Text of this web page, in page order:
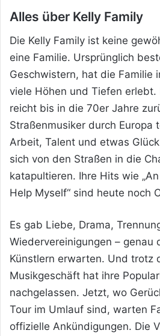
Alles über Kelly Family
Die Kelly Family ist keine
eine Familie. Ursprünglich
Geschwistern, hat die Familie
viele Höhen und Tiefen erlebt.
reicht bis in die 70er Jahre
Straßenmusiker durch Europa
Arbeit, Talent und etwas
sich von den Straßen in die
katapultieren. Ihre Hits wie „An
Help Myself“ sind heute noch
Es gab Liebe, Drama,
Wiedervereinigungen – genau
Künstlern erwarten. Und trotz
Musikgeschäft hat ihre
nachgelassen. Jetzt, wo
Tour im Umlauf sind, warten
offizielle Ankündigungen. Die